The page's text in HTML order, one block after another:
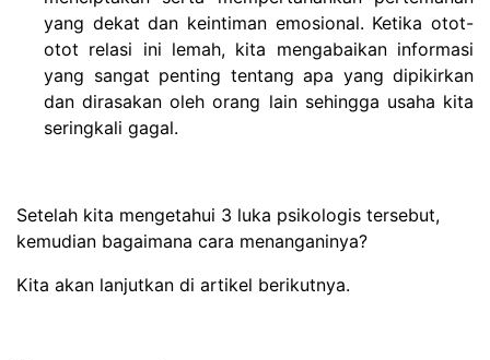
yang dekat dan keintiman emosional. Ketika otot-
otot relasi ini lemah, kita mengabaikan informasi
yang sangat penting tentang apa yang dipikirkan
dan dirasakan oleh orang lain sehingga usaha kita
seringkali gagal.
Setelah kita mengetahui 3 luka psikologis tersebut,
kemudian bagaimana cara menanganinya?
Kita akan lanjutkan di artikel berikutnya.